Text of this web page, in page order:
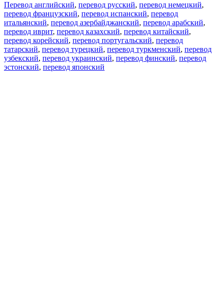
Перевод английский, перевод русский, перевод немецкий,
перевод французский, перевод испанский, перевод
итальянский, перевод азербайджанский, перевод арабский,
перевод иврит, перевод казахский, перевод китайский,
перевод корейский, перевод португальский, перевод
татарский, перевод турецкий, перевод туркменский, перевод
узбекский, перевод украинский, перевод финский, перевод
эстонский, перевод японский